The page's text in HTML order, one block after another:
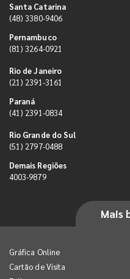
Santa Catarina
(48) 3380-9406
Pernambuco
(81) 3264-0921
Rio de Janeiro
(21) 2391-3161
Paraná
(41) 2391-0834
Rio Grande do Sul
(51) 2797-0488
Demais Regiões
4003-9879
Mais
Gráfica Online
Cartão de Visita